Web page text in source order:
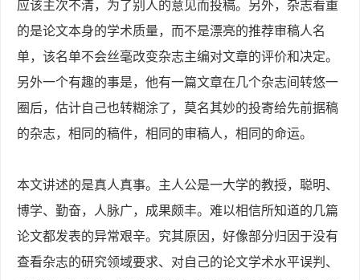
应该主次不清，为了别人的意见而投稿。另外，杂志看重
的是论文本身的学术质量，而不是漂亮的推荐审稿人名
单，该名单不会丝毫改变杂志主编对文章的评价和决定。
另外一个有趣的事是，他有一篇文章在几个杂志间转悠一
圈后，估计自己也转糊涂了，莫名其妙的投寄给先前据稿
的杂志，相同的稿件，相同的审稿人，相同的命运。
本文讲述的是真人真事。主人公是一大学的教授，聪明、
博学、勤奋，人脉广，成果颇丰。难以相信所知道的几篇
论文都发表的异常艰辛。究其原因，好像部分归因于没有
查看杂志的研究领域要求、对自己的论文学术水平误判、